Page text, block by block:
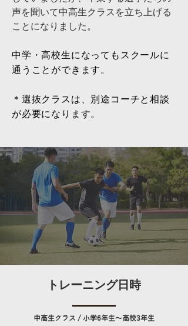
声を聞いて中高生クラスを立ち上げる
ことになりました。​
中学・高校生になってもスクールに
通うことができます。
＊選抜クラスは、別途コーチと相談
が必要になります。
トレーニング日時
中高生クラス​ / 小学6年生～高校3年生